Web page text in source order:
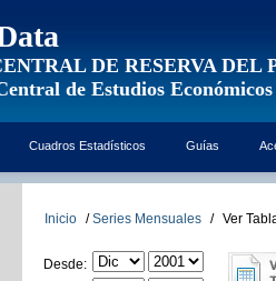
DE RESERVA DEL
de Estudios Económicos
Cuadros Estadísticos Guías
Inicio / Series Mensuales / Ver
Desde: